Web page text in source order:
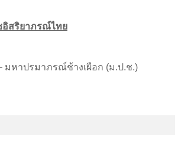
อิสริยาภรณ์ไทย
มหาปรมาภรณ์ช้างเผือก (ม.ป.ช.)